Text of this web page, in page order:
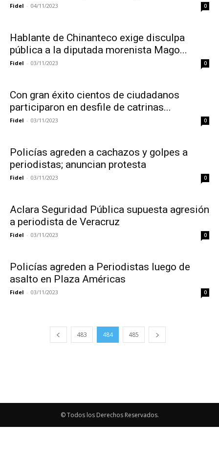
Fidel - 04/11/2023 0
Hablante de Chinanteco exige disculpa
pública a la diputada morenista Mago...
Fidel - 03/11/2023 0
Con gran éxito cientos de ciudadanos
participaron en desfile de catrinas...
Fidel - 03/11/2023 0
Policías agreden a cachazos y golpes a
periodistas; anuncian protesta
Fidel - 03/11/2023 0
Aclara Seguridad Pública supuesta agresión
a periodista de Veracruz
Fidel - 03/11/2023 0
Policías agreden a Periodistas luego de
asalto en Plaza Américas
Fidel - 03/11/2023 0
483 484 485
© Todos los Derechos Reservados.